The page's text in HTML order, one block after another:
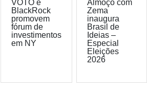
VOTO e
BlackRock
promovem
fórum de
investimentos
em NY
Almoço com
Zema
inaugura
Brasil de
Ideias –
Especial
Eleições
2026